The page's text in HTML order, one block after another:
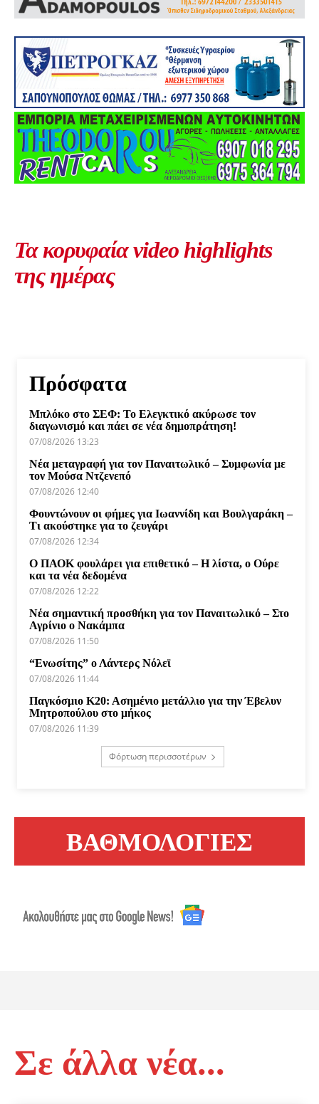
Τα κορυφαία video highlights
της ημέρας
Πρόσφατα
Μπλόκο στο ΣΕΦ: Το Ελεγκτικό ακύρωσε τον
διαγωνισμό και πάει σε νέα δημοπράτηση!
07/08/2026 13:23
Νέα μεταγραφή για τον Παναιτωλικό – Συμφωνία με
τον Μούσα Ντζενεπό
07/08/2026 12:40
Φουντώνουν οι φήμες για Ιωαννίδη και Βουλγαράκη –
Τι ακούστηκε για το ζευγάρι
07/08/2026 12:34
Ο ΠΑΟΚ φουλάρει για επιθετικό – Η λίστα, ο Ούρε
και τα νέα δεδομένα
07/08/2026 12:22
Νέα σημαντική προσθήκη για τον Παναιτωλικό – Στο
Αγρίνιο ο Νακάμπα
07/08/2026 11:50
“Ενωσίτης” ο Λάντερς Νόλεϊ
07/08/2026 11:44
Παγκόσμιο Κ20: Ασημένιο μετάλλιο για την Έβελυν
Μητροπούλου στο μήκος
07/08/2026 11:39
Φόρτωση περισσοτέρων
ΒΑΘΜΟΛΟΓΙΕΣ
Σε άλλα νέα...